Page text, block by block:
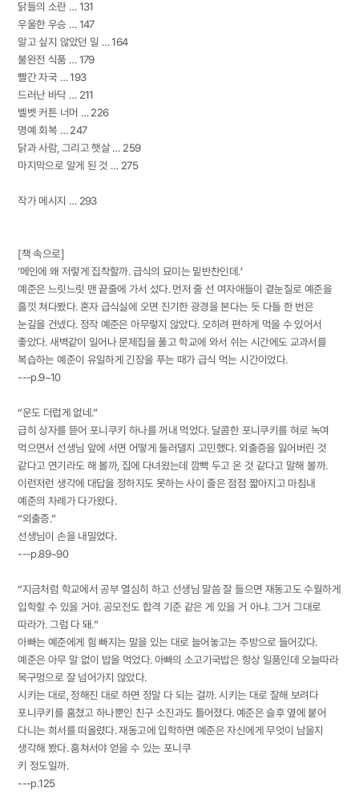
닭들의 소란 … 131
우울한 우승 … 147
알고 싶지 않았던 일 … 164
불완전 식품 … 179
빨간 자국 … 193
드러난 바닥 … 211
벨벳 커튼 너머 … 226
명예 회복 … 247
닭과 사람, 그리고 햇살 … 259
마지막으로 알게 된 것 … 275
작가 메시지 … 293
[책 속으로]
‘메인에 왜 저렇게 집착할까. 급식의 묘미는 밑반찬인데.’
예준은 느릿느릿 맨 끝줄에 가서 섰다. 먼저 줄 선 여자애들이 곁눈질로 예준을
흘낏 쳐다봤다. 혼자 급식실에 오면 진기한 광경을 본다는 듯 다들 한 번은
눈길을 건넸다. 정작 예준은 아무렇지 않았다. 오히려 편하게 먹을 수 있어서
좋았다. 새벽같이 일어나 문제집을 풀고 학교에 와서 쉬는 시간에도 교과서를
복습하는 예준이 유일하게 긴장을 푸는 때가 급식 먹는 시간이었다.
---p.9~10
“운도 더럽게 없네.”
급히 상자를 뜯어 포니쿠키 하나를 꺼내 먹었다. 달콤한 포니쿠키를 혀로 녹여
먹으면서 선생님 앞에 서면 어떻게 둘러댈지 고민했다. 외출증을 잃어버린 것
같다고 연기라도 해 볼까, 집에 다녀왔는데 깜빡 두고 온 것 같다고 말해 볼까.
이런저런 생각에 대답을 정하지도 못하는 사이 줄은 점점 짧아지고 마침내
예준의 차례가 다가왔다.
“외출증.”
선생님이 손을 내밀었다.
---p.89~90
“지금처럼 학교에서 공부 열심히 하고 선생님 말씀 잘 들으면 재동고도 수월하게
입학할 수 있을 거야. 공모전도 합격 기준 같은 게 있을 거 아냐. 그거 그대로
따라가. 그럼 다 돼.”
아빠는 예준에게 힘 빠지는 말을 있는 대로 늘어놓고는 주방으로 들어갔다.
예준은 아무 말 없이 밥을 먹었다. 아빠의 소고기국밥은 항상 일품인데 오늘따라
목구멍으로 잘 넘어가지 않았다.
시키는 대로, 정해진 대로 하면 정말 다 되는 걸까. 시키는 대로 잘해 보려다
포니쿠키를 훔쳤고 하나뿐인 친구 소진과도 틀어졌다. 예준은 슬후 옆에 붙어
다니는 희서를 떠올렸다. 재동고에 입학하면 예준은 자신에게 무엇이 남을지
생각해 봤다. 훔쳐서야 얻을 수 있는 포니쿠
키 정도일까.
---p.125